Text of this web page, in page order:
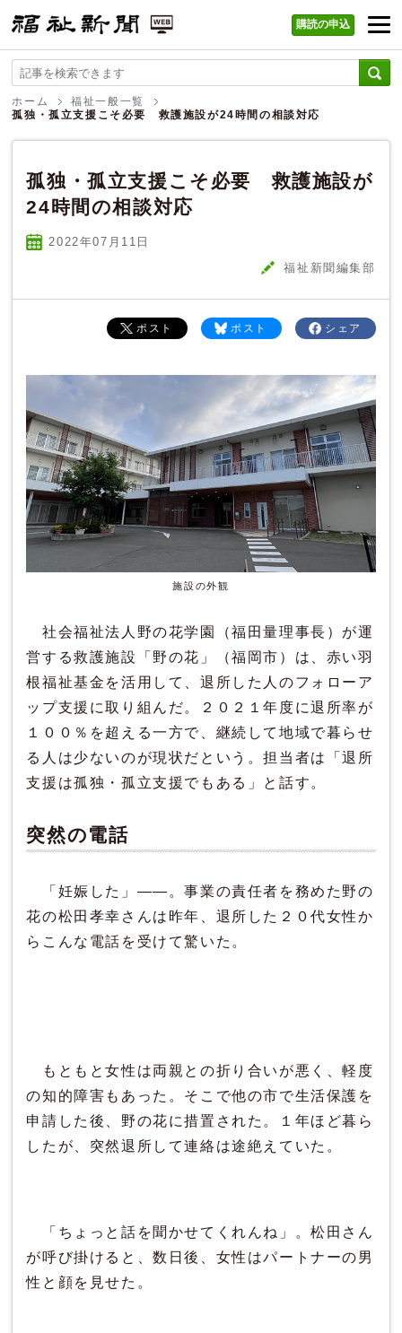
福祉新聞 WEB
購読の申込
ホーム
福祉一般一覧
孤独・孤立支援こそ必要 救護施設が24時間の相談対応
孤独・孤立支援こそ必要 救護施設が
24時間の相談対応
2022年07 月 11 日
福祉新聞編集部
シェア
ポスト
ポスト
施設の外観
社会福祉法人野の花学園（福田量理事長）が運
営する救護施設「野の花」（福岡市）は、赤い羽
根福祉基金を活用して、退所した人のフォローア
ップ支援に取り組んだ。２０２１年度に退所率が
１００％を超える一方で、継続して地域で暮らせ
る人は少ないのが現状だという。担当者は「退所
支援は孤独・孤立支援でもある」と話す。
突然の電話
「妊娠した」――。事業の責任者を務めた野の
花の松田孝幸さんは昨年、退所した２０代女性か
らこんな電話を受けて驚いた。
もともと女性は両親との折り合いが悪く、軽度
の知的障害もあった。そこで他の市で生活保護を
申請した後、野の花に措置された。１年ほど暮ら
したが、突然退所して連絡は途絶えていた。
「ちょっと話を聞かせてくれんね」。松田さん
が呼び掛けると、数日後、女性はパートナーの男
性と顔を見せた。